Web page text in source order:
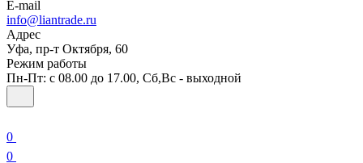
E-mail
info@liantrade.ru
Адрес
Уфа, пр-т Октября, 60
Режим работы
Пн-Пт: c 08.00 до 17.00, Cб,Вс - выходной
0
0